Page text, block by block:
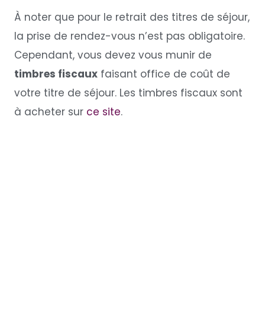
À noter que pour le retrait des titres de séjour,
la prise de rendez-vous n’est pas obligatoire.
Cependant, vous devez vous munir de
timbres fiscauxfaisant office de coût de
votre titre de séjour. Les timbres fiscaux sont
à acheter sur ce site.